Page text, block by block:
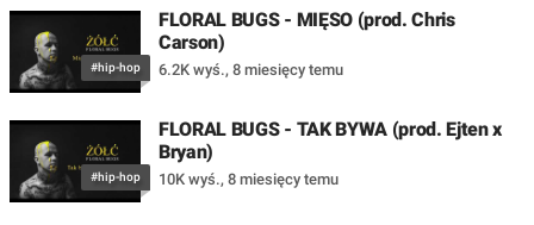
#hip-hop
FLORAL BUGS - MIĘSO (prod. Chris
Carson)
6.2K wyś., 8 miesięcy temu
#hip-hop
FLORAL BUGS - TAK BYWA (prod. Ejten x
Bryan)
10K wyś., 8 miesięcy temu